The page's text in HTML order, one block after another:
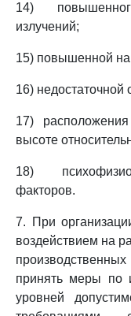
14)
излучений;
15) повышенной
16)
17)
высоте
18)
факторов.
7. При
воздействием на
принять меры по
уровней